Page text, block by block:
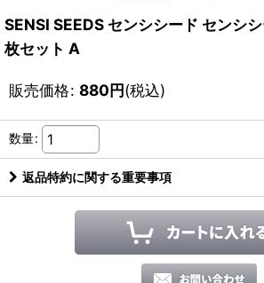
SENSI SEEDS センシシード センシ
枚セット A
販売価格: 880円(税込)
数量:
返品特約に関する重要事項